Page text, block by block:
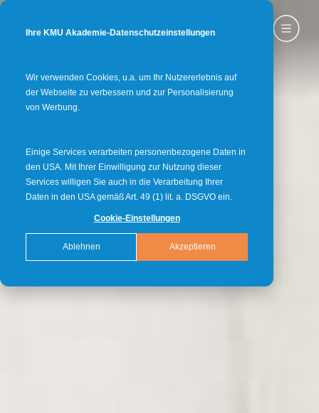
Ihre KMU Akademie-Datenschutzeinstellungen
Wir verwenden Cookies, u.a. um Ihr Nutzererlebnis auf
der Webseite zu verbessern und zur Personalisierung
von Werbung.
Einige Services verarbeiten personenbezogene Daten in
den USA. Mit Ihrer Einwilligung zur Nutzung dieser
Services willigen Sie auch in die Verarbeitung Ihrer
Daten in den USA gemäß Art. 49 (1) lit. a. DSGVO ein.
Cookie-Einstellungen
Akzeptieren
Ablehnen